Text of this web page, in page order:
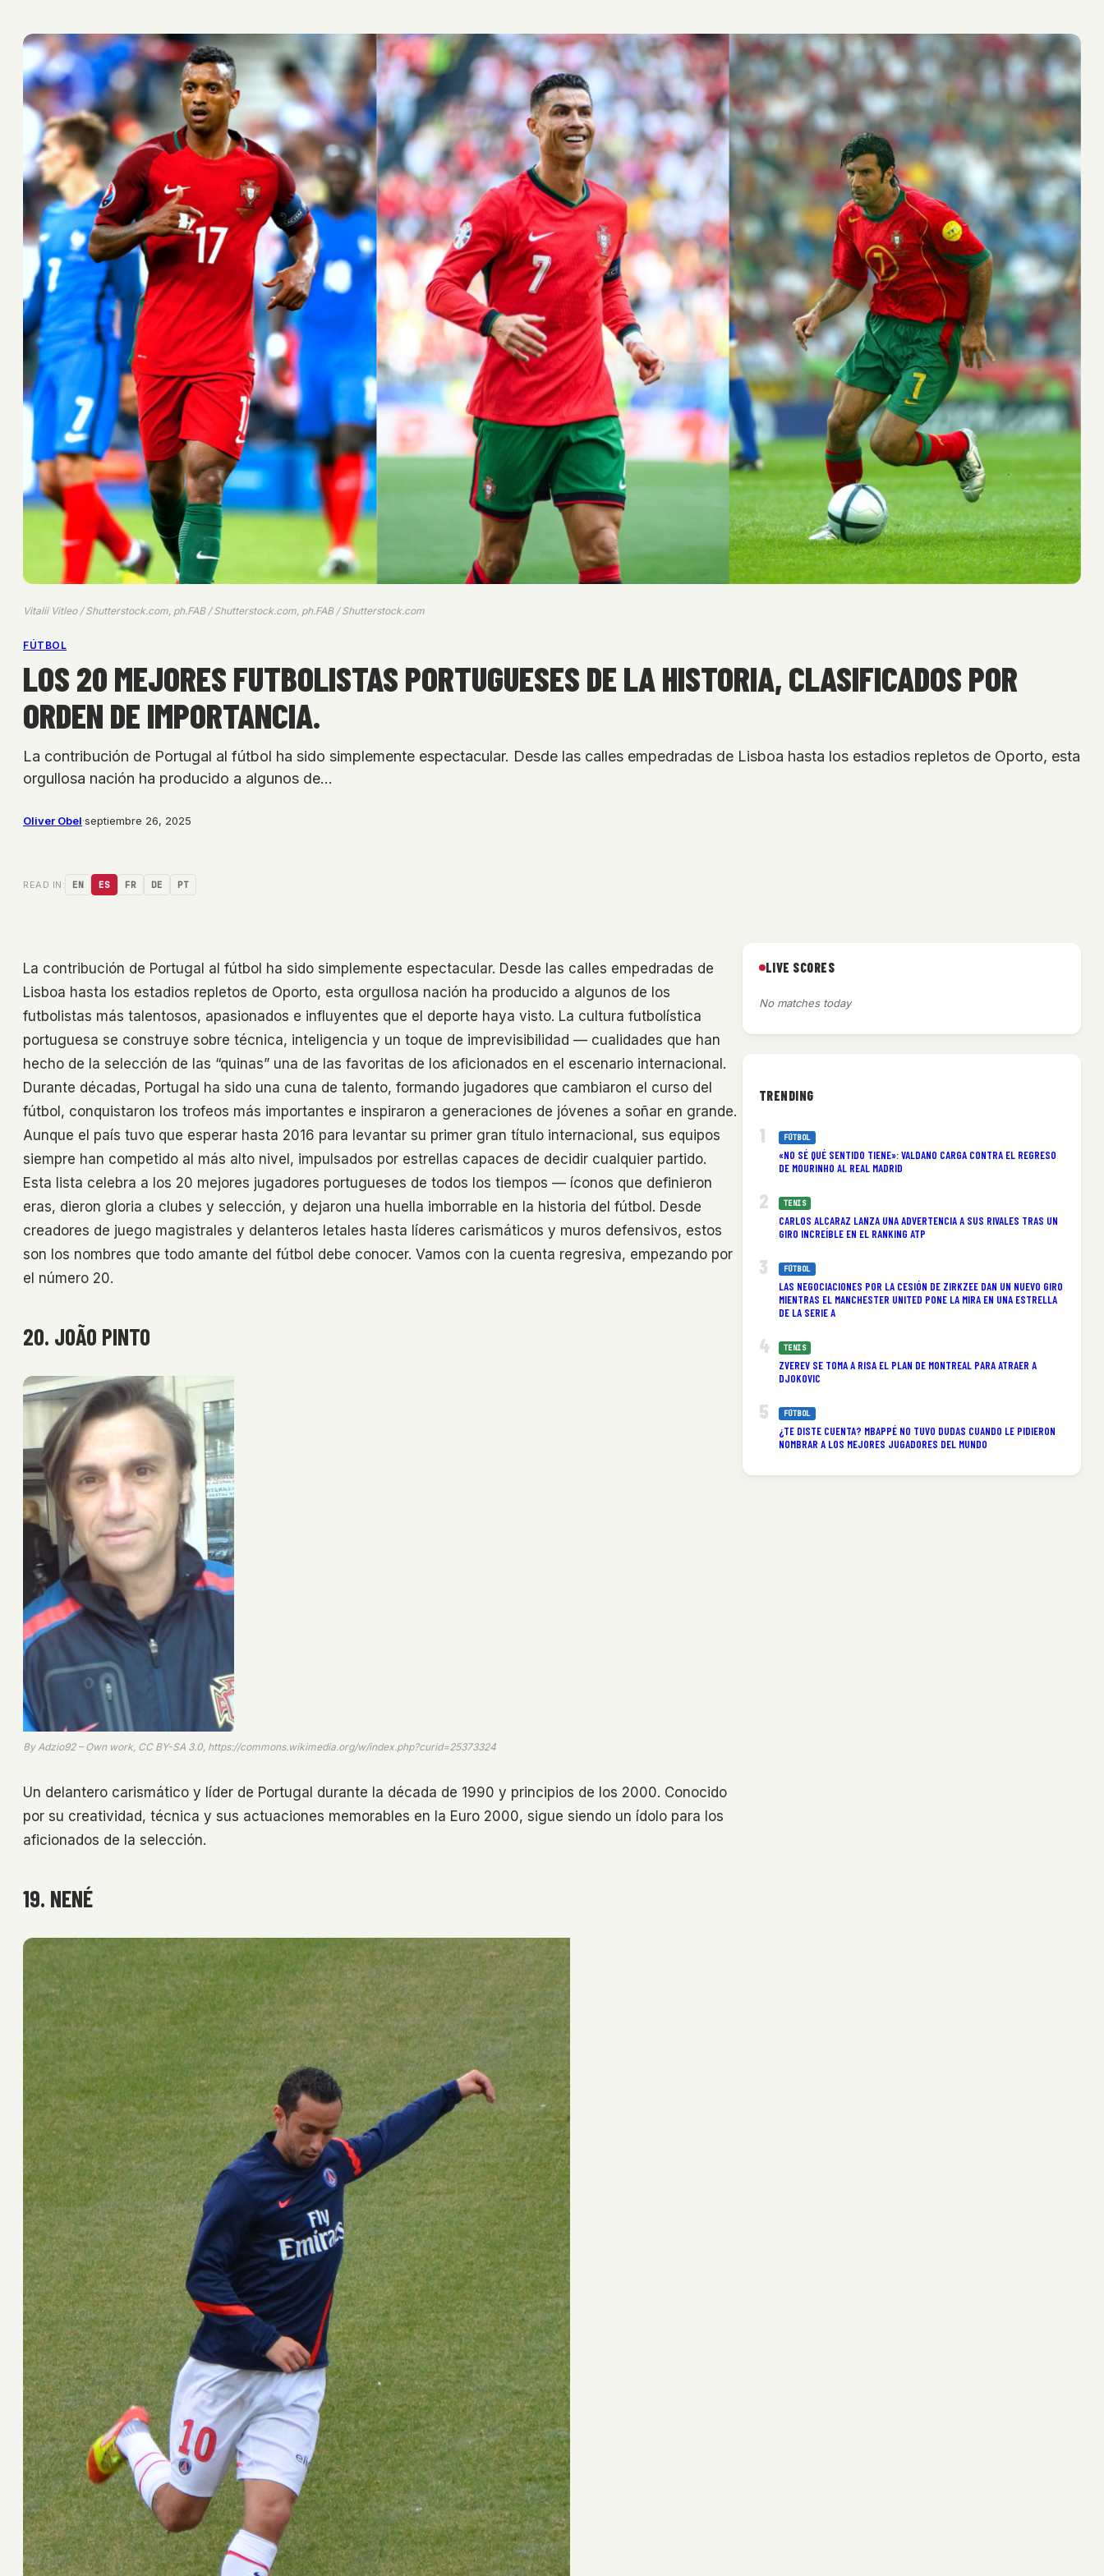
Vitalii Vitleo / Shutterstock.com, ph.FAB / Shutterstock.com, ph.FAB / Shutterstock.com
FÚTBOL
LOS 20 MEJORES FUTBOLISTAS PORTUGUESES DE LA HISTORIA, CLASIFICADOS POR
ORDEN DE IMPORTANCIA.
La contribución de Portugal al fútbol ha sido simplemente espectacular. Desde las calles empedradas de Lisboa hasta los estadios repletos de Oporto, esta
orgullosa nación ha producido a algunos de…
Oliver Obel·septiembre 26, 2025
READ IN: EN ES FR DE PT
La contribución de Portugal al fútbol ha sido simplemente espectacular. Desde las calles empedradas de
Lisboa hasta los estadios repletos de Oporto, esta orgullosa nación ha producido a algunos de los
futbolistas más talentosos, apasionados e influyentes que el deporte haya visto. La cultura futbolística
portuguesa se construye sobre técnica, inteligencia y un toque de imprevisibilidad — cualidades que han
hecho de la selección de las “quinas” una de las favoritas de los aficionados en el escenario internacional.
Durante décadas, Portugal ha sido una cuna de talento, formando jugadores que cambiaron el curso del
fútbol, conquistaron los trofeos más importantes e inspiraron a generaciones de jóvenes a soñar en grande.
Aunque el país tuvo que esperar hasta 2016 para levantar su primer gran título internacional, sus equipos
siempre han competido al más alto nivel, impulsados por estrellas capaces de decidir cualquier partido.
Esta lista celebra a los 20 mejores jugadores portugueses de todos los tiempos — íconos que definieron
eras, dieron gloria a clubes y selección, y dejaron una huella imborrable en la historia del fútbol. Desde
creadores de juego magistrales y delanteros letales hasta líderes carismáticos y muros defensivos, estos
son los nombres que todo amante del fútbol debe conocer. Vamos con la cuenta regresiva, empezando por
el número 20.
20. JOÃO PINTO
By Adzio92 – Own work, CC BY-SA 3.0, https://commons.wikimedia.org/w/index.php?curid=25373324
Un delantero carismático y líder de Portugal durante la década de 1990 y principios de los 2000. Conocido
por su creatividad, técnica y sus actuaciones memorables en la Euro 2000, sigue siendo un ídolo para los
aficionados de la selección.
19. NENÉ
LIVE SCORES
No matches today
TRENDING
FÚTBOL
«NO SÉ QUÉ SENTIDO TIENE»: VALDANO CARGA CONTRA EL REGRESO
DE MOURINHO AL REAL MADRID
TENIS
CARLOS ALCARAZ LANZA UNA ADVERTENCIA A SUS RIVALES TRAS UN
GIRO INCREÍBLE EN EL RANKING ATP
FÚTBOL
LAS NEGOCIACIONES POR LA CESIÓN DE ZIRKZEE DAN UN NUEVO GIRO
MIENTRAS EL MANCHESTER UNITED PONE LA MIRA EN UNA ESTRELLA
DE LA SERIE A
TENIS
ZVEREV SE TOMA A RISA EL PLAN DE MONTREAL PARA ATRAER A
DJOKOVIC
FÚTBOL
¿TE DISTE CUENTA? MBAPPÉ NO TUVO DUDAS CUANDO LE PIDIERON
NOMBRAR A LOS MEJORES JUGADORES DEL MUNDO